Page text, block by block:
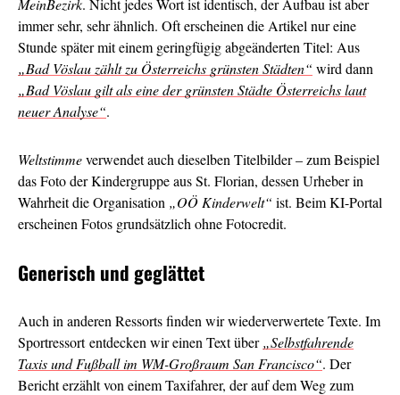
immer sehr, sehr ähnlich. Oft erscheinen die Artikel nur eine
Stunde später mit einem geringfügig abgeänderten Titel: Aus
„Bad Vöslau zählt zu Österreichs grünsten Städten“ wird dann
„Bad Vöslau gilt als eine der grünsten Städte Österreichs laut
neuer Analyse“.
Weltstimmeverwendet auch dieselben Titelbilder – zum Beispiel
das Foto der Kindergruppe aus St. Florian, dessen Urheber in
Wahrheit die Organisation „OÖ Kinderwelt“ ist. Beim KI-Portal
erscheinen Fotos grundsätzlich ohne Fotocredit.
Generisch und geglättet
Auch in anderen Ressorts finden wir wiederverwertete Texte. Im
Sportressort entdecken wir einen Text über„Selbstfahrende
Taxis und Fußball im WM-Großraum San Francisco“. Der
Bericht erzählt von einem Taxifahrer, der auf dem Weg zum